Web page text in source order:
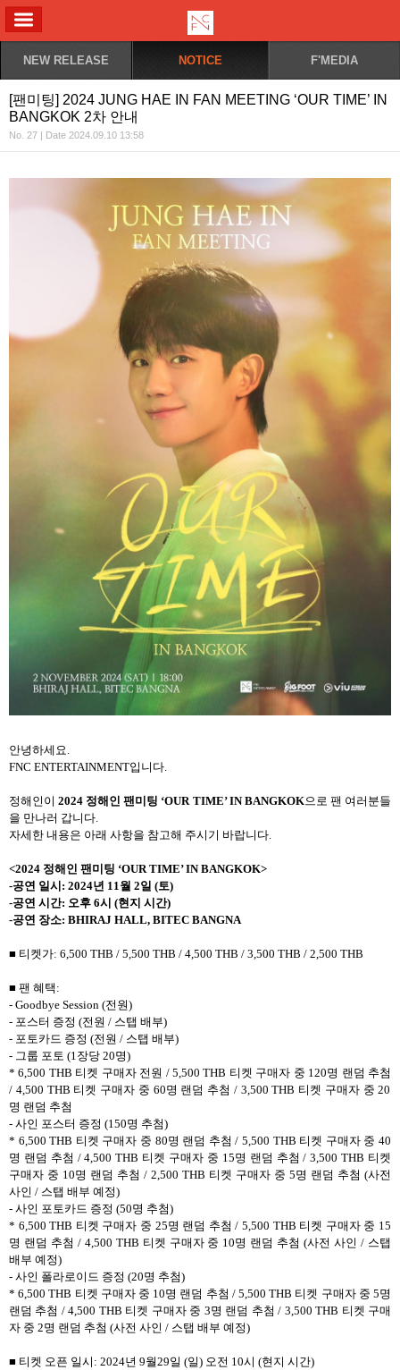
NEW RELEASE NOTICE F'MEDIA
[팬미팅] 2024 JUNG HAE IN FAN MEETING ‘OUR TIME’ IN
BANGKOK 2차 안내
No. 27 | Date 2024.09.10 13:58
안녕하세요.
FNC ENTERTAINMENT입니다.
정해인이 2024 정해인 팬미팅 ‘OUR TIME’ IN BANGKOK으로 팬 여러분들
을 만나러 갑니다.
자세한 내용은 아래 사항을 참고해 주시기 바랍니다.
<2024 정해인 팬미팅 ‘OUR TIME’ IN BANGKOK>
-공연 일시 : 2024년 11월 2일 (토)
-공연 시간: 오후 6시 (현지 시간)
-공연 장소: BHIRAJ HALL, BITEC BANGNA
■ 티켓가: 6,500 THB / 5,500 THB / 4,500 THB / 3,500 THB / 2,500 THB
■ 팬 혜택 :
- Goodbye Session (전원)
- 포스터 증정 (전원 / 스탭 배부)
- 포토카드 증정 (전원 / 스탭 배부)
- 그룹 포토 (1장당 20명)
* 6,500 THB 티켓 구매자 전원 / 5,500 THB 티켓 구매자 중 120명 랜덤 추첨
/ 4,500 THB 티켓 구매자 중 60명 랜덤 추첨 / 3,500 THB 티켓 구매자 중20
명 랜덤 추첨
- 사인 포스터 증정 (150명 추첨)
* 6,500 THB 티켓 구매자 중 80명 랜덤 추첨 / 5,500 THB 티켓 구매자 중40
명 랜덤 추첨 / 4,500 THB 티켓 구매자 중 15명 랜덤 추첨/ 3,500 THB 티켓
구매자 중 10명 랜덤 추첨 / 2,500 THB 티켓 구매자 중 5명 랜덤 추첨 (사전
사인 / 스탭 배부 예정)
- 사인 포토카드 증정 (50명 추첨)
* 6,500 THB 티켓 구매자 중 25명 랜덤 추첨/ 5,500 THB 티켓 구매자 중 15
명 랜덤 추첨 / 4,500 THB 티켓 구매자 중 10명 랜덤 추첨 (사전 사인 / 스탭
배부 예정)
- 사인 폴라로이드 증정 (20명 추첨)
* 6,500 THB 티켓 구매자 중 10명 랜덤 추첨 / 5,500 THB 티켓 구매자 중5명
랜덤 추첨 / 4,500 THB 티켓 구매자 중 3명 랜덤 추첨/ 3,500 THB 티켓 구매
자 중 2명 랜덤 추첨 (사전 사인 / 스탭 배부 예정)
■ 티켓 오픈 일시 : 2024년 9월29일 (일) 오전 10시 (현지 시간)